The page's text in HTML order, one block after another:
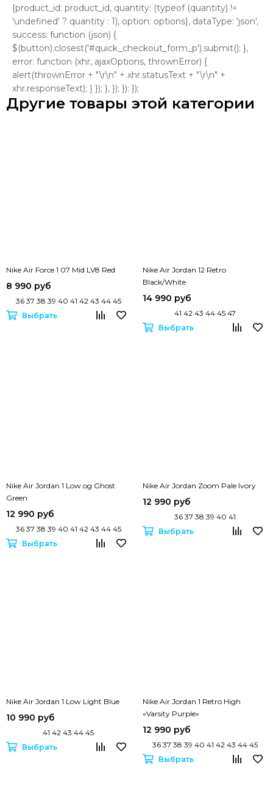
{product_id: product_id, quantity: (typeof (quantity) !=
'undefined' ? quantity : 1), option: options}, dataType: 'json',
success: function (json) {
$(button).closest('#quick_checkout_form_p').submit(); },
error: function (xhr, ajaxOptions, thrownError) {
alert(thrownError + "\r\n" + xhr.statusText + "\r\n" +
xhr.responseText); } }); }, }); }); });
Другие товары этой категории
Nike Air Force 1 07 Mid LV8 Red
8 990 руб
36 37 38 39 40 41 42 43 44 45
Выбрать
Nike Air Jordan 12 Retro
Black/White
14 990 руб
41 42 43 44 45 47
Выбрать
Nike Air Jordan 1 Low og Ghost
Green
12 990 руб
36 37 38 39 40 41 42 43 44 45
Выбрать
Nike Air Jordan Zoom Pale Ivory
12 990 руб
36 37 38 39 40 41
Выбрать
Nike Air Jordan 1 Low Light Blue
10 990 руб
41 42 43 44 45
Выбрать
Nike Air Jordan 1 Retro High
«Varsity Purple»
12 990 руб
36 37 38 39 40 41 42 43 44 45
Выбрать